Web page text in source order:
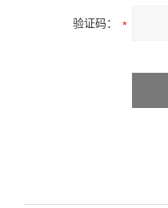
验证码：